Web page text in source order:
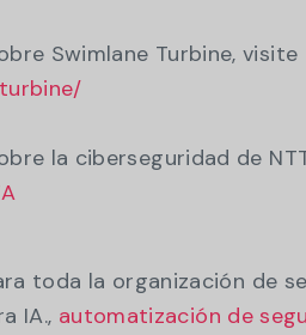
Swimlane Turbine, visite
la ciberseguridad de
toda la organización de
IA., automatización de